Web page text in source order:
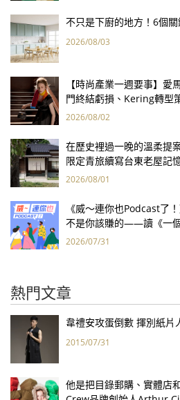
不只是下廚的地方！6個
2026/08/03
【時尚產業一週要事】愛
門終結虧損、Kering轉型
報亮眼
2026/08/02
在歷史裡過一晚的溫柔提
限定青旅續寫台東老屋記
2026/08/01
《威～連你也Podcast了
不是你該賺的——讀《一個
2026/07/31
熱門文章
韋禮安攻蛋倒數 揮別紙片
2015/07/31
他是把目錄郵購、實體店